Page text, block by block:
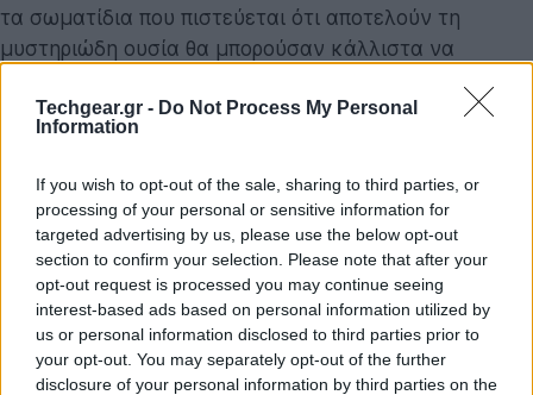
Techgear.gr - Do Not Process My Personal
Information
If you wish to opt-out of the sale, sharing to third parties, or
processing of your personal or sensitive information for
targeted advertising by us, please use the below opt-out
section to confirm your selection. Please note that after your
opt-out request is processed you may continue seeing
interest-based ads based on personal information utilized by
us or personal information disclosed to third parties prior to
your opt-out. You may separately opt-out of the further
disclosure of your personal information by third parties on the
τα σωματίδια που πιστεύεται ότι αποτελούν τη
μυστηριώδη ουσία θα μπορούσαν κάλλιστα να
περάσουν μέσα από τους ανιχνευτές που βρίσκονται
ακόμη και κάτω από την επιφάνεια στο εργαστήριο
Διαβάστε επίσης